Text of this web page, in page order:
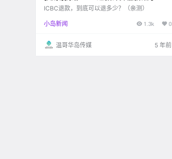
午，发现平均400刀退款基本等于扯淡
ICBC退款，到底可以退多少？（亲测）
小岛新闻 1.3k 0
温哥华岛传媒 5 年前